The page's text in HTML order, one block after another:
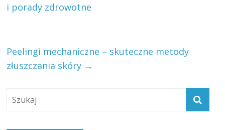
i porady zdrowotne
Peelingi mechaniczne – skuteczne metody
złuszczania skóry →